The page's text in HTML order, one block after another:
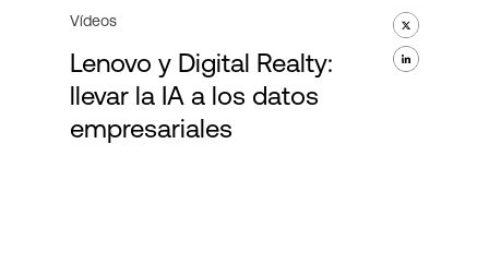
Vídeos
Lenovo y Digital Realty:
llevar la IA a los datos
empresariales